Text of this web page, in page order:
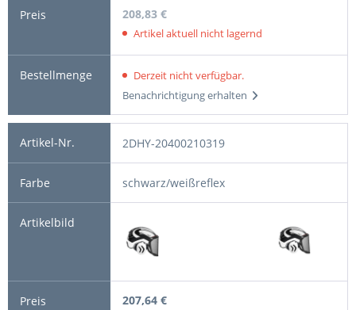
208,83 €
Artikel aktuell nicht lagernd
Derzeit nicht verfügbar.
Benachrichtigung erhalten
2DHY-20400210319
schwarz/weißreflex
207,64 €